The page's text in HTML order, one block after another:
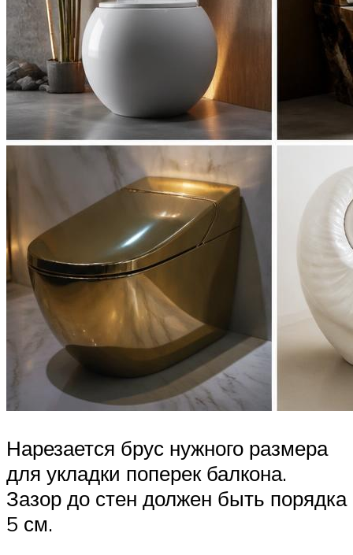
Нарезается брус нужного размера
для укладки поперек балкона.
Зазор до стен должен быть порядка
5 см.